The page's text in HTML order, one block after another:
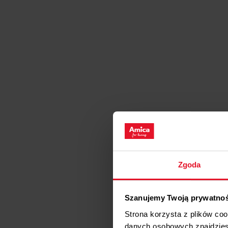
Zgoda
Szanujemy Twoją
Strona korzysta z plików
danych osobowych